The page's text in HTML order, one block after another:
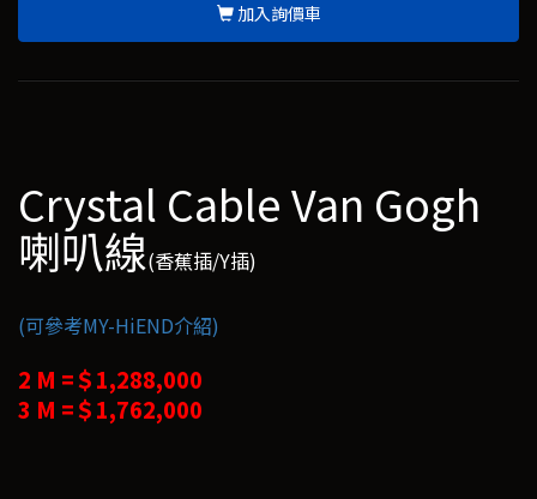
加入詢價車
Crystal Cable Van Gogh
喇叭線(香蕉插/Y插)
(可參考MY-HiEND介紹)
2 M =＄1,288,000
3 M =＄1,762,000